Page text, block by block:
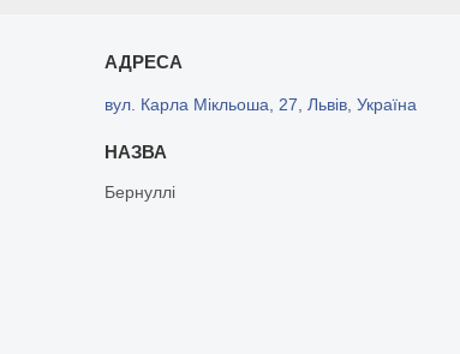
вул. Карла Мікльоша, 27, Львів, Україна
Бернуллі